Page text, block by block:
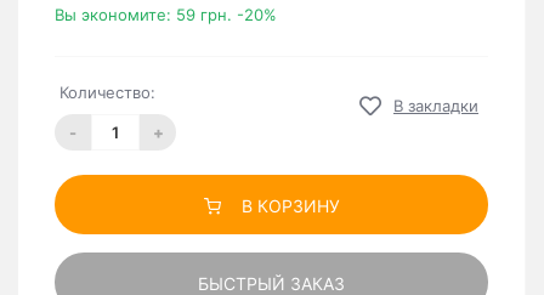
Вы экономите: 59 грн. -20%
Количество:
- +
В закладки
В КОРЗИНУ
БЫСТРЫЙ ЗАКАЗ